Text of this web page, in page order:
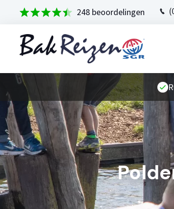
248 beoordelingen